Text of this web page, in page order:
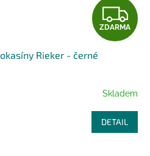
Z
D
R
M
A
ZDARMA
Rieker - černé
Skladem
DETAIL